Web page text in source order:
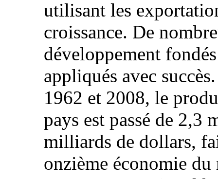
utilisant les
croissance. De
développement
appliqués avec
1962 et 2008, le
pays est passé de 2,3
milliards de dollars,
onzième économie